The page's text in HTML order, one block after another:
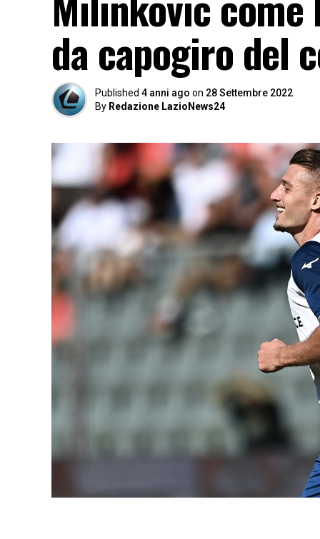
da capogiro del
Published 4 anni ago on 28 Settembre 2022
By Redazione LazioNews24